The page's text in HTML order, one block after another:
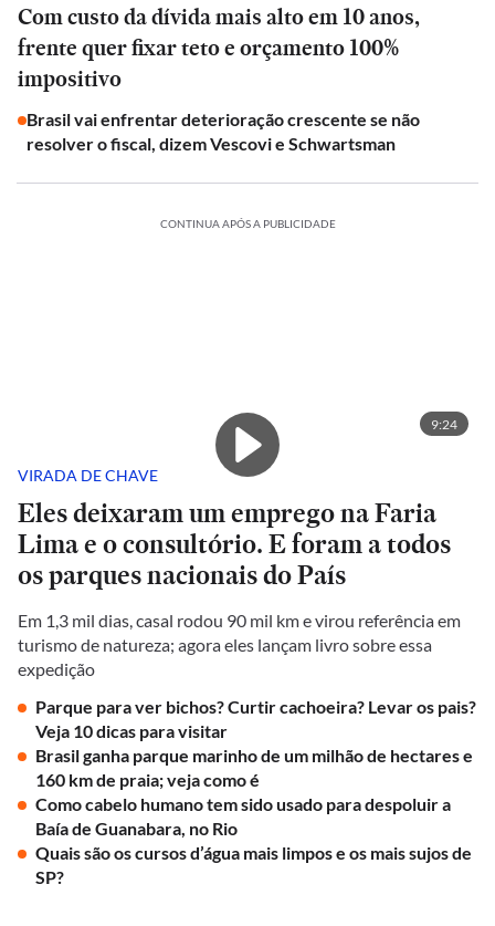
Com custo da dívida mais alto em 10 anos,
frente quer fixar teto e orçamento 100%
impositivo
Brasil vai enfrentar deterioração crescente se não
resolver o fiscal, dizem Vescovi e Schwartsman
CONTINUA APÓS A PUBLICIDADE
9:24
VIRADA DE CHAVE
Eles deixaram um emprego na Faria
Lima e o consultório. E foram a todos
os parques nacionais do País
Em 1,3 mil dias, casal rodou 90 mil km e virou referência em
turismo de natureza; agora eles lançam livro sobre essa
expedição
Parque para ver bichos? Curtir cachoeira? Levar os pais?
Veja 10 dicas para visitar
Brasil ganha parque marinho de um milhão de hectares e
160 km de praia; veja como é
Como cabelo humano tem sido usado para despoluir a
Baía de Guanabara, no Rio
Quais são os cursos d’água mais limpos e os mais sujos de
SP?